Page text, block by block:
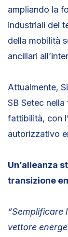
ampliando la
industriali del
della mobilità
ancillari
Attualmente,
SB Setec
fattibilità, con
autorizzativo
Un’alleanza
transizione
“Semplificare
vettore